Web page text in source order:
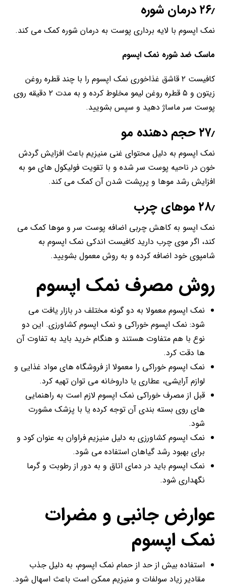
۲۶٫ درمان شوره
نمک اپسوم با لایه برداری پوست به درمان شوره کمک می کند.
ماسک ضد شوره نمک اپسوم
کافیست ۲ قاشق غذاخوری نمک اپسوم را با چند قطره روغن
زیتون و ۵ قطره روغن لیمو مخلوط کرده و به مدت ۲ دقیقه روی
پوست سر ماساژ دهید و سپس بشویید.
۲۷٫ حجم دهنده مو
نمک اپسوم به دلیل محتوای غنی منیزیم باعث افزایش گردش
خون در ناحیه پوست سر شده و با تقویت فولیکول های مو به
افزایش رشد موها و پرپشت شدن آن کمک می کند.
۲۸٫ موهای چرب
نمک اپسو به کاهش چربی اضافه پوست سر و موها کمک می
کند، اگر موی چرب دارید کافیست اندکی نمک اپسوم به
شامپوی خود اضافه کرده و به روش معمول بشویید.
روش مصرف نمک اپسوم
نمک اپسوم معمولا به دو گونه مختلف در بازار یافت می
شود: نمک اپسوم خوراکی و نمک اپسوم کشاورزی. این دو
نوع با هم متفاوت هستند و هنگام خرید باید به تفاوت آن
ها دقت کرد.
نمک اپسوم خوراکی را معمولا از فروشگاه های مواد غذایی و
لوازم آرایشی، عطاری یا داروخانه می توان تهیه کرد.
قبل از مصرف خوراکی نمک اپسوم لازم است به راهنمایی
های روی بسته بندی آن توجه کرده یا با پزشک مشورت
شود.
نمک اپسوم کشاورزی به دلیل منیزیم فراوان به عنوان کود و
برای بهبود رشد گیاهان استفاده می شود.
نمک اپسوم باید در دمای اتاق و به دور از رطوبت و گرما
نگهداری شود.
عوارض جانبی و مضرات
نمک اپسوم
استفاده بیش از حد از حمام نمک اپسوم، به دلیل جذب
مقادیر زیاد سولفات و منیزیم ممکن است باعث اسهال شود.